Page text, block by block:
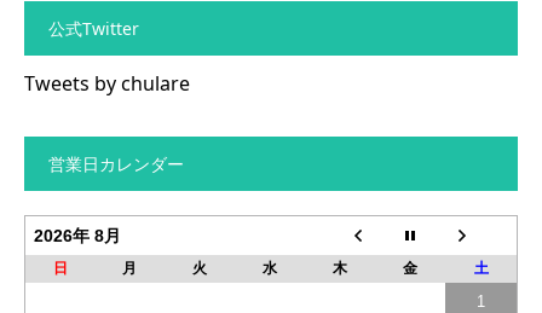
公式Twitter
Tweets by chulare
営業日カレンダー
2026年 8月
日 月 火 水 木 金 土
1